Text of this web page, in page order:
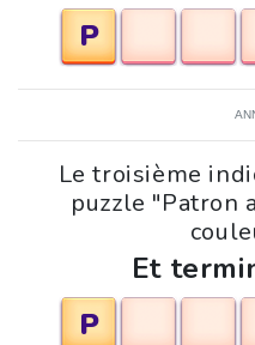
P
Le troisième
puzzle "Patron
Et
P